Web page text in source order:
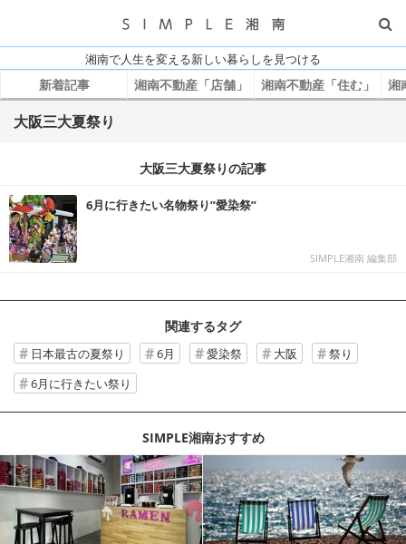
湘南で人生を変える新しい暮らしを見つける
新着記事 湘南不動産「店舗」 湘南不動産「住む」 湘
大阪三大夏祭り
大阪三大夏祭りの記事
6月に行きたい名物祭り”愛染祭”
SIMPLE湘南 編集部
関連するタグ
日本最古の夏祭り 6月 愛染祭 大阪
祭り
6月に行きたい祭り
SIMPLE湘南おすすめ
記事を読む